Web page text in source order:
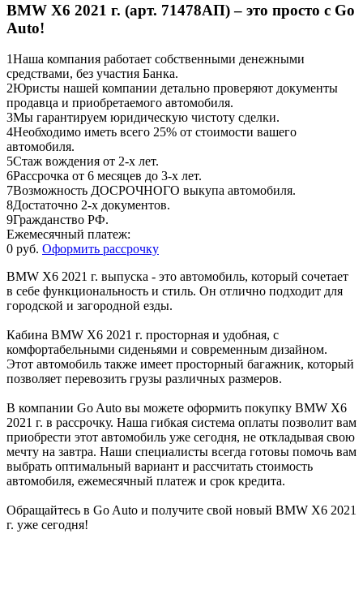
BMW X6 2021 г. (арт. 71478АП) – это просто с Go
Auto!
1Наша компания работает собственными денежными
средствами, без участия Банка.
2Юристы нашей компании детально проверяют документы
продавца и приобретаемого автомобиля.
3Мы гарантируем юридическую чистоту сделки.
4Необходимо иметь всего 25% от стоимости вашего
автомобиля.
5Стаж вождения от 2-х лет.
6Рассрочка от 6 месяцев до 3-х лет.
7Возможность ДОСРОЧНОГО выкупа автомобиля.
8Достаточно 2-х документов.
9Гражданство РФ.
Ежемесячный платеж:
0 руб. Оформить рассрочку
BMW X6 2021 г. выпуска - это автомобиль, который сочетает
в себе функциональность и стиль. Он отлично подходит для
городской и загородной езды.
Кабина BMW X6 2021 г. просторная и удобная, с
комфортабельными сиденьями и современным дизайном.
Этот автомобиль также имеет просторный багажник, который
позволяет перевозить грузы различных размеров.
В компании Go Auto вы можете оформить покупку BMW X6
2021 г. в рассрочку. Наша гибкая система оплаты позволит вам
приобрести этот автомобиль уже сегодня, не откладывая свою
мечту на завтра. Наши специалисты всегда готовы помочь вам
выбрать оптимальный вариант и рассчитать стоимость
автомобиля, ежемесячный платеж и срок кредита.
Обращайтесь в Go Auto и получите свой новый BMW X6 2021
г. уже сегодня!